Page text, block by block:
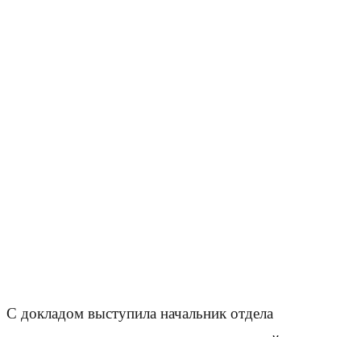
С докладом выступила начальник отдела